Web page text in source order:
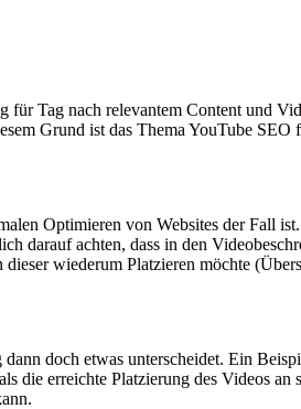
Tag nach relevantem Content und
Grund ist das Thema YouTube SEO
Optimieren von Websites der Fall
darauf achten, dass in den
wiederum Platzieren möchte
doch etwas unterscheidet. Ein
die erreichte Platzierung des Videos